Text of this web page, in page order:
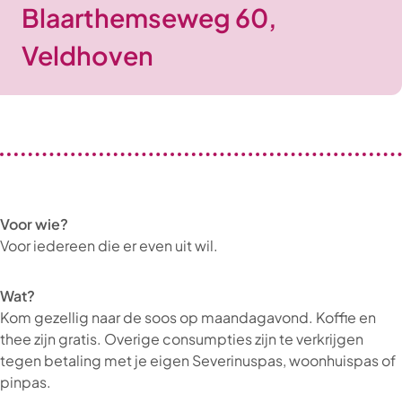
Blaarthemseweg 60,
Veldhoven
Voor wie?
Voor iedereen die er even uit wil.
Wat?
Kom gezellig naar de soos op maandagavond. Koffie en
thee zijn gratis. Overige consumpties zijn te verkrijgen
tegen betaling met je eigen Severinuspas, woonhuispas of
pinpas.